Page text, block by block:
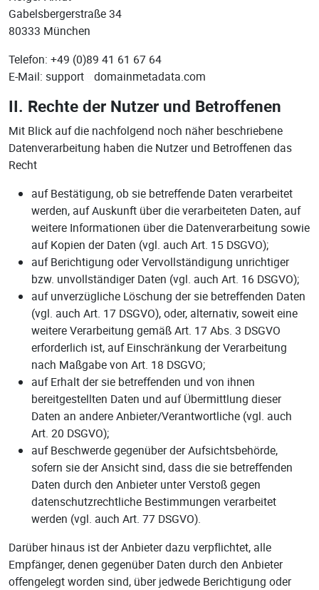
Gabelsbergerstraße 34
80333 München
Telefon: +49 (0)89 41 61 67 64
E-Mail: support
domainmetadata.com
II. Rechte der Nutzer und Betroffenen
Mit Blick auf die nachfolgend noch näher beschriebene
Datenverarbeitung haben die Nutzer und Betroffenen das
Recht
auf Bestätigung, ob sie betreffende Daten verarbeitet
werden, auf Auskunft über die verarbeiteten Daten, auf
weitere Informationen über die Datenverarbeitung sowie
auf Kopien der Daten (vgl. auch Art. 15 DSGVO);
auf Berichtigung oder Vervollständigung unrichtiger
bzw. unvollständiger Daten (vgl. auch Art. 16 DSGVO);
auf unverzügliche Löschung der sie betreffenden Daten
(vgl. auch Art. 17 DSGVO), oder, alternativ, soweit eine
weitere Verarbeitung gemäß Art. 17 Abs. 3 DSGVO
erforderlich ist, auf Einschränkung der Verarbeitung
nach Maßgabe von Art. 18 DSGVO;
auf Erhalt der sie betreffenden und von ihnen
bereitgestellten Daten und auf Übermittlung dieser
Daten an andere Anbieter/Verantwortliche (vgl. auch
Art. 20 DSGVO);
auf Beschwerde gegenüber der Aufsichtsbehörde,
sofern sie der Ansicht sind, dass die sie betreffenden
Daten durch den Anbieter unter Verstoß gegen
datenschutzrechtliche Bestimmungen verarbeitet
werden (vgl. auch Art. 77 DSGVO).
Darüber hinaus ist der Anbieter dazu verpflichtet, alle
Empfänger, denen gegenüber Daten durch den Anbieter
offengelegt worden sind, über jedwede Berichtigung oder